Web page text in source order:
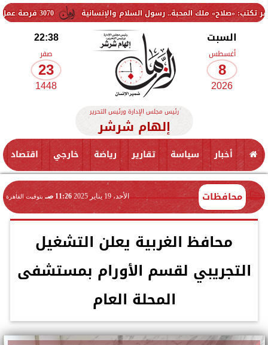
3070 فرصة عمل جديدة بالقطاع الخاص.. وظائف برواتب تصل إلى 9500 جنيه المحبة.. رسول السلام والإنسانية
السبت
أغسطس
8
2026
22:38
صفر
23
1448
رئيس مجلس الإدارة ورئيس التحرير
إلهام شرشر
أخبار سياسة تقارير رياضة خارجي اقتصاد
محافظات الأحد، 19 يناير 2025 11:26 صـ بتوقيت القاهرة
محافظ الغربية يعلن التشغيل
التجريبي لقسم الأورام بمستشفى
المحلة العام